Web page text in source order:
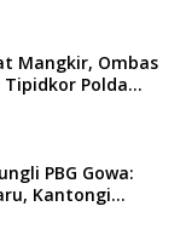
Mangkir, Ombas
Tipidkor Polda
PBG Gowa:
Kantongi